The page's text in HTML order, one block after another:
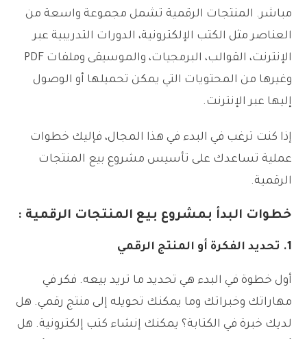
مباشر. المنتجات الرقمية تشمل مجموعة واسعة من
العناصر مثل الكتب الإلكترونية، الدورات التدريبية عبر
الإنترنت، القوالب، البرمجيات، والموسيقى وملفات PDF
وغيرها من المحتويات التي يمكن تحميلها أو الوصول
إليها عبر الإنترنت.
إذا كنت ترغب في البدء في هذا المجال، فإليك خطوات
عملية تساعدك على تأسيس مشروع بيع المنتجات
الرقمية.
خطوات البدأ بمشروع بيع المنتجات الرقمية :
1. تحديد الفكرة أو المنتج الرقمي
أول خطوة في البدء هي تحديد ما تريد بيعه. فكر في
مهاراتك وخبراتك وما يمكنك تحويله إلى منتج رقمي. هل
لديك خبرة في الكتابة؟ يمكنك إنشاء كتب إلكترونية. هل